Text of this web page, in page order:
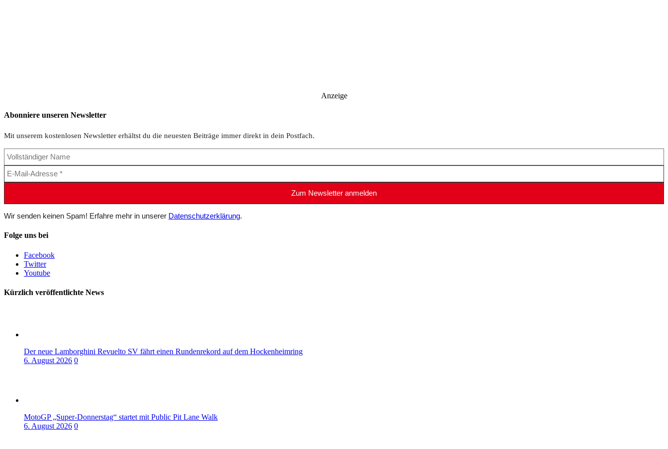
Anzeige
Abonniere unseren Newsletter
Mit unserem kostenlosen Newsletter erhältst du die neuesten Beiträge immer direkt in dein Postfach.
Wir senden keinen Spam! Erfahre mehr in unserer Datenschutzerklärung.
Folge uns bei
Facebook
Twitter
Youtube
Kürzlich veröffentlichte News
Der neue Lamborghini Revuelto SV fährt einen Rundenrekord auf dem Hockenheimring
6. August 2026 0
MotoGP „Super-Donnerstag“ startet mit Public Pit Lane Walk
6. August 2026 0